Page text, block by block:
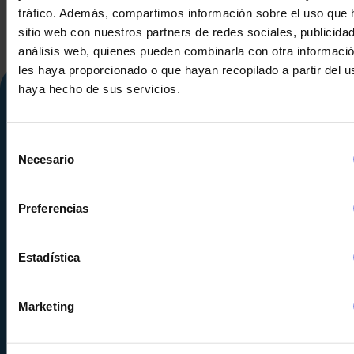
tráfico. Además, compartimos información sobre el uso que
sitio web con nuestros partners de redes sociales,
análisis web, quienes pueden combinarla con otra
les haya proporcionado o que hayan recopilado a partir del
haya hecho de sus servicios.
Necesario
Preferencias
Estadística
Marketing